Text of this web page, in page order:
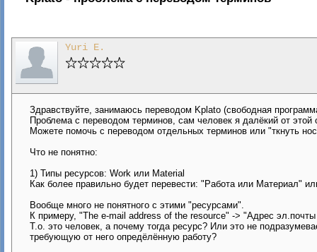
Yuri E.
Здравствуйте, занимаюсь переводом Kplato (свободная
Проблема с переводом терминов, сам человек я далёкий от этой
Можете помочь с переводом отдельных терминов или "ткнуть
Что не понятно:
1) Типы ресурсов: Work или Material
Как более правильно будет перевести: "Работа или Материал"
Вообще много не понятного с этими "ресурсами".
К примеру, "The e-mail address of the resource" -> "Адрес
Т.о. это человек, а почему тогда ресурс? Или это не
требующую от него опредёлённую работу?